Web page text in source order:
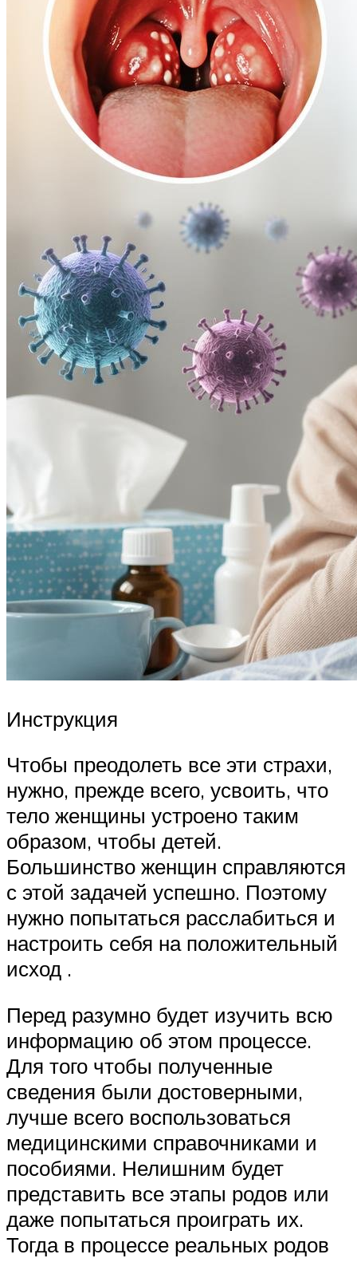
Инструкция
Чтобы преодолеть все эти страхи,
нужно, прежде всего, усвоить, что
тело женщины устроено таким
образом, чтобы детей.
Большинство женщин справляются
с этой задачей успешно. Поэтому
нужно попытаться расслабиться и
настроить себя на положительный
исход .
Перед разумно будет изучить всю
информацию об этом процессе.
Для того чтобы полученные
сведения были достоверными,
лучше всего воспользоваться
медицинскими справочниками и
пособиями. Нелишним будет
представить все этапы родов или
даже попытаться проиграть их.
Тогда в процессе реальных родов